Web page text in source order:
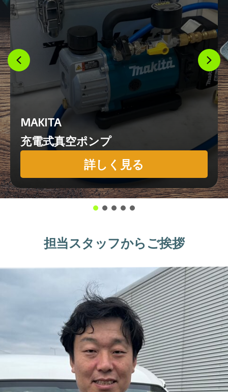
MAKITA
充電式真空ポンプ
詳しく見る
担当スタッフからご挨拶